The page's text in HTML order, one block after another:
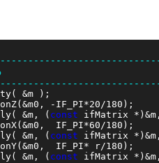
&m, (
const ifMatrix
&m, (
const ifMatrix
&m, (
const ifMatrix